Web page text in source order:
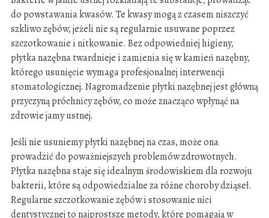
do powstawania kwasów. Te kwasy mogą z czasem niszczyć
szkliwo zębów, jeżeli nie są regularnie usuwane poprzez
szczotkowanie i nitkowanie. Bez odpowiedniej higieny,
płytka nazębna twardnieje i zamienia się w kamień nazębny,
którego usunięcie wymaga profesjonalnej interwencji
stomatologicznej. Nagromadzenie płytki nazębnej jest główną
przyczyną próchnicy zębów, co może znacząco wpłynąć na
zdrowie jamy ustnej.
Jeśli nie usuniemy płytki nazębnej na czas, może ona
prowadzić do poważniejszych problemów zdrowotnych.
Płytka nazębna staje się idealnym środowiskiem dla rozwoju
bakterii, które są odpowiedzialne za różne choroby dziąseł.
Regularne szczotkowanie zębów i stosowanie nici
dentystycznej to najprostsze metody, które pomagają w